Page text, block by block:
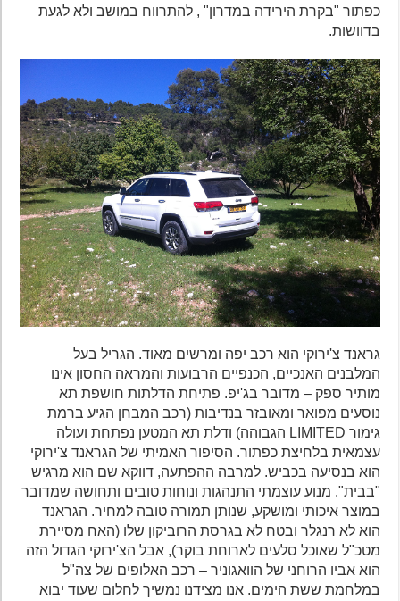
כפתור "בקרת הירידה במדרון" , להתרווח במושב ולא לגעת
בדוושות.
גראנד צ'ירוקי הוא רכב יפה ומרשים מאוד. הגריל בעל
המלבנים האנכיים, הכנפיים הרבועות והמראה החסון אינו
מותיר ספק – מדובר בג'יפ. פתיחת הדלתות חושפת תא
נוסעים מפואר ומאובזר בנדיבות (רכב המבחן הגיע ברמת
גימור LIMITED הגבוהה) ודלת תא המטען נפתחת ועולה
עצמאית בלחיצת כפתור. הסיפור האמיתי של הגראנד צ'ירוקי
הוא בנסיעה בכביש. למרבה ההפתעה, דווקא שם הוא מרגיש
"בבית". מנוע עוצמתי התנהגות ונוחות טובים ותחושה שמדובר
במוצר איכותי ומושקע, שנותן תמורה טובה למחיר. הגראנד
הוא לא רנגלר ובטח לא בגרסת הרוביקון שלו (האח מסיירת
מטכ"ל שאוכל סלעים לארוחת בוקר), אבל הצ'ירוקי הגדול הזה
הוא אביו הרוחני של הוואגוניר – רכב האלופים של צה"ל
במלחמת ששת הימים. אנו מצידנו נמשיך לחלום שעוד יבוא